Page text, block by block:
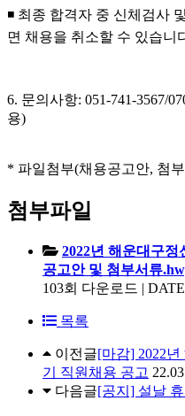
◾ 최종 합격자 중 신체검사
면 채용을 취소할 수 있습니
6. 문의사항: 051-741-3567/
용)
* 파일첨부(채용공고안, 첨
첨부파일
2022년 해운대구
공고안 및 첨부서류
103회 다운로드 | DATE
목록
이전글[마감] 2022
기 직원채용 공고
다음글[공지] 설날